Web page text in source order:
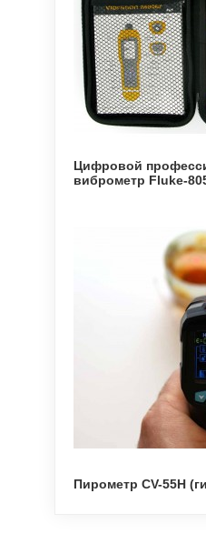
Цифровой
виброметр Fluke-
Пирометр CV-55H